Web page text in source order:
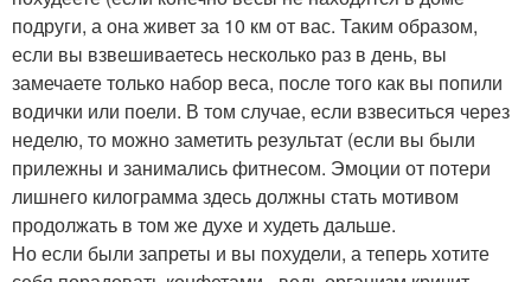
подруги, а она живет за 10 км от вас. Таким образом,
если вы взвешиваетесь несколько раз в день, вы
замечаете только набор веса, после того как вы попили
водички или поели. В том случае, если взвеситься через
неделю, то можно заметить результат (если вы были
прилежны и занимались фитнесом. Эмоции от потери
лишнего килограмма здесь должны стать мотивом
продолжать в том же духе и худеть дальше.
Но если были запреты и вы похудели, а теперь хотите